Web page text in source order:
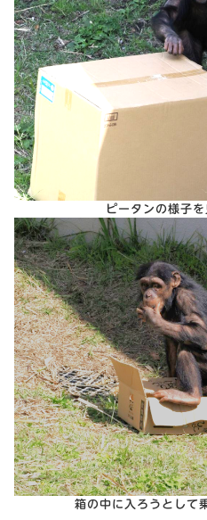
ピータンの様子
箱の中に入ろうとして